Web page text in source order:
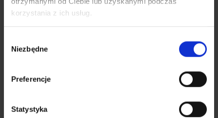
korzystania z ich usług.
zgody
Niezbędne
Preferencje
Statystyka